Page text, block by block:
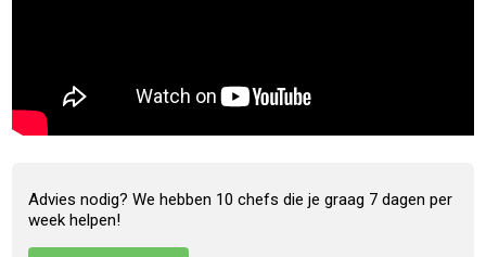
Advies nodig? We hebben 10 chefs die je graag 7 dagen per
week helpen!